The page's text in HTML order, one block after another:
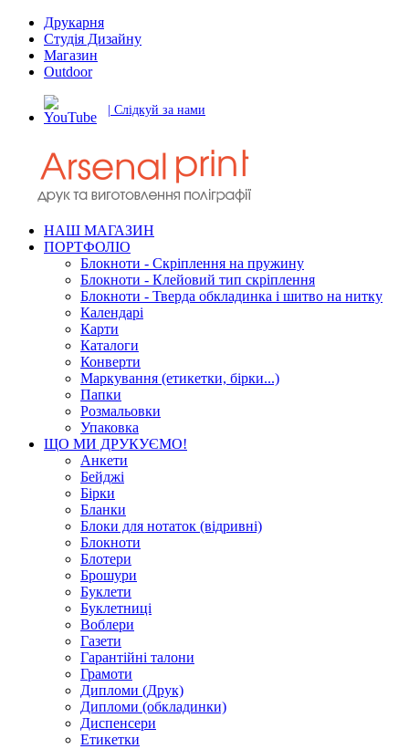
Друкарня
Студія Дизайну
Магазин
Outdoor
| Слідкуй за нами
НАШ МАГАЗИН
ПОРТФОЛІО
Блокноти - Скріплення на пружину
Блокноти - Клейовий тип скріплення
Блокноти - Тверда обкладинка і шитво на нитку
Календарі
Карти
Каталоги
Конверти
Маркування (етикетки, бірки...)
Папки
Розмальовки
Упаковка
ЩО МИ ДРУКУЄМО!
Анкети
Бейджі
Бірки
Бланки
Блоки для нотаток (відривні)
Блокноти
Блотери
Брошури
Буклети
Буклетниці
Воблери
Газети
Гарантійні талони
Грамоти
Дипломи (Друк)
Дипломи (обкладинки)
Диспенсери
Етикетки